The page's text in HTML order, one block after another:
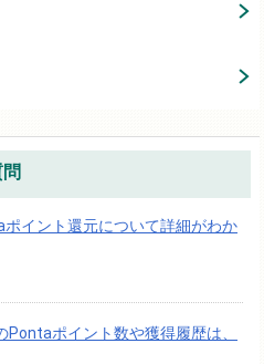
ポイント還元について詳細がわか
Pontaポイント数や獲得履歴は、